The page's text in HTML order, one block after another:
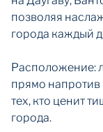
позволяя
города каждый
Расположение:
прямо напротив
тех, кто ценит
города.